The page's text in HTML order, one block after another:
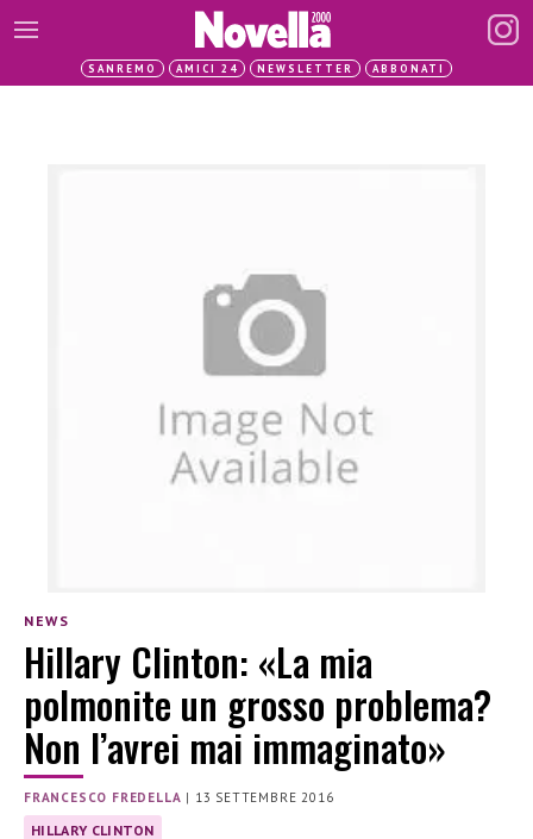
SANREMO AMICI 24 NEWSLETTER ABBONATI
NEWS
Hillary Clinton: «La mia
polmonite un grosso problema?
Non l’avrei mai immaginato»
FRANCESCO FREDELLA | 13 SETTEMBRE 2016
HILLARY CLINTON